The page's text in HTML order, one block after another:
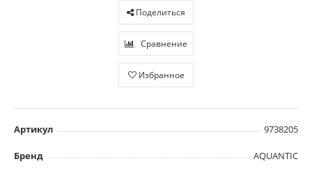
Поделиться
Сравнение
Избранное
Артикул 9738205
Бренд AQUANTIC